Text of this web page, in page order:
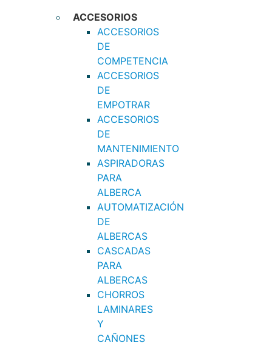
ACCESORIOS
ACCESORIOS
DE
COMPETENCIA
ACCESORIOS
DE
EMPOTRAR
ACCESORIOS
DE
MANTENIMIENTO
ASPIRADORAS
PARA
ALBERCA
AUTOMATIZACIÓN
DE
ALBERCAS
CASCADAS
PARA
ALBERCAS
CHORROS
LAMINARES
Y
CAÑONES